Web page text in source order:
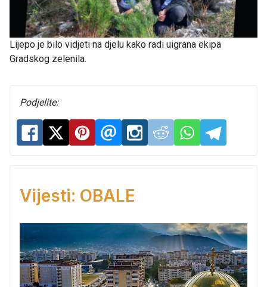
Lijepo je bilo vidjeti na djelu kako radi uigrana ekipa
Gradskog zelenila.
Podjelite:
Vijesti: OBALE